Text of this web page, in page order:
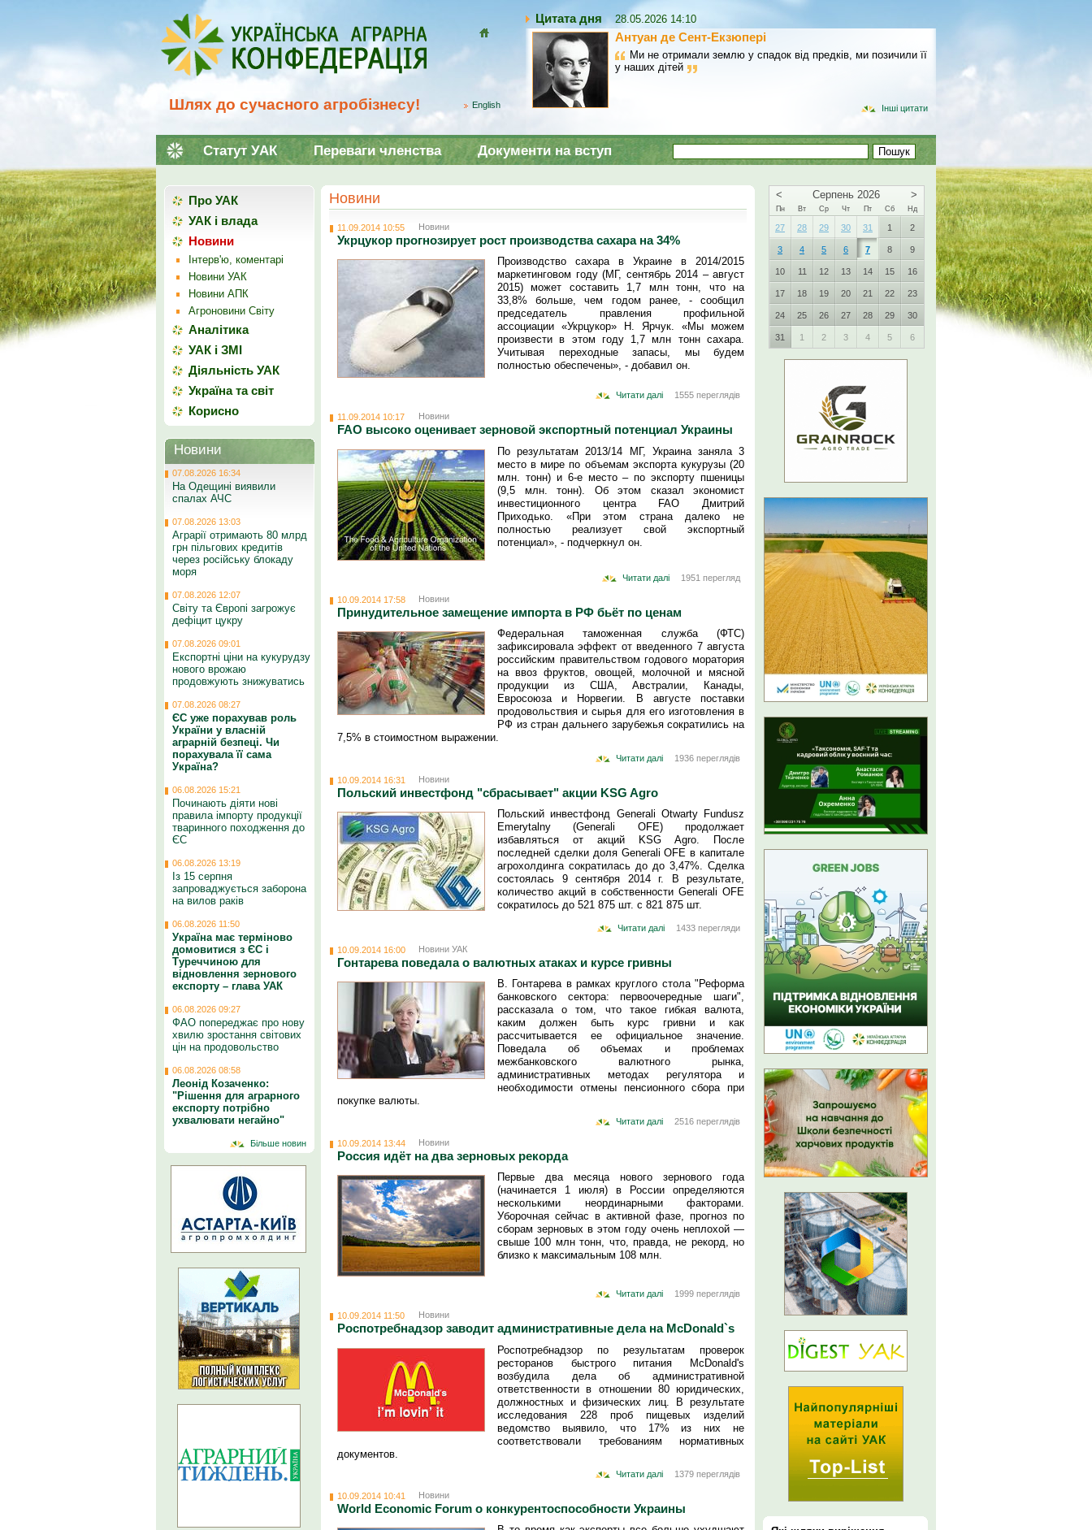
Шлях до сучасного агробізнесу! English
Цитата дня 28.05.2026 14:10
Антуан де Сент-Екзюпері
Ми не отримали землю у спадок від предків, ми позичили її
у наших дітей
Інші цитати
Статут УАК Переваги членства Документи на вступ
Новини
11.09.2014 10:55 Новини
Укрцукор прогнозирует рост производства сахара на 34%
Производство сахара в Украине в 2014/2015
маркетинговом году (МГ, сентябрь 2014 – август
2015) может составить 1,7 млн тонн, что на
33,8% больше, чем годом ранее, - сообщил
председатель правления профильной
ассоциации «Укрцукор» Н. Ярчук. «Мы можем
произвести в этом году 1,7 млн тонн сахара.
Учитывая переходные запасы, мы будем
полностью обеспечены», - добавил он.
Читати далі 1555 переглядів
11.09.2014 10:17 Новини
FAO высоко оценивает зерновой экспортный потенциал Украины
По результатам 2013/14 МГ, Украина заняла 3
место в мире по объемам экспорта кукурузы (20
млн. тонн) и 6-е место – по экспорту пшеницы
(9,5 млн. тонн). Об этом сказал экономист
инвестиционного центра FAO Дмитрий
Приходько. «При этом страна далеко не
полностью реализует свой экспортный
потенциал», - подчеркнул он.
Читати далі 1951 перегляд
10.09.2014 17:58 Новини
Принудительное замещение импорта в РФ бьёт по ценам
Федеральная таможенная служба (ФТС)
зафиксировала эффект от введенного 7 августа
российским правительством годового моратория
на ввоз фруктов, овощей, молочной и мясной
продукции из США, Австралии, Канады,
Евросоюза и Норвегии. В августе поставки
продовольствия и сырья для его изготовления в
РФ из стран дальнего зарубежья сократились на
7,5% в стоимостном выражении.
Читати далі 1936 переглядів
10.09.2014 16:31 Новини
Польский инвестфонд "сбрасывает" акции KSG Agro
Польский инвестфонд Generali Otwarty Fundusz
Emerytalny (Generali OFE) продолжает
избавляться от акций KSG Agro. После
последней сделки доля Generali OFE в капитале
агрохолдинга сократилась до до 3,47%. Сделка
состоялась 9 сентября 2014 г. В результате,
количество акций в собственности Generali OFE
сократилось до 521 875 шт. с 821 875 шт.
Читати далі 1433 перегляди
10.09.2014 16:00 Новини УАК
Гонтарева поведала о валютных атаках и курсе гривны
В. Гонтарева в рамках круглого стола "Реформа
банковского сектора: первоочередные шаги",
рассказала о том, что такое гибкая валюта,
каким должен быть курс гривни и как
рассчитывается ее официальное значение.
Поведала об объемах и проблемах
межбанковского валютного рынка,
административных методах регулятора и
необходимости отмены пенсионного сбора при
покупке валюты.
Читати далі 2516 переглядів
10.09.2014 13:44 Новини
Россия идёт на два зерновых рекорда
Первые два месяца нового зернового года
(начинается 1 июля) в России определяются
несколькими неординарными факторами.
Уборочная сейчас в активной фазе, прогноз по
сборам зерновых в этом году очень неплохой —
свыше 100 млн тонн, что, правда, не рекорд, но
близко к максимальным 108 млн.
Читати далі 1999 переглядів
10.09.2014 11:50 Новини
Роспотребнадзор заводит административные дела на McDonald`s
Роспотребнадзор по результатам проверок
ресторанов быстрого питания McDonald's
возбудила дела об административной
ответственности в отношении 80 юридических,
должностных и физических лиц. В результате
исследования 228 проб пищевых изделий
ведомство выявило, что 17% из них не
соответствовали требованиям нормативных
документов.
Читати далі 1379 переглядів
10.09.2014 10:41 Новини
World Economic Forum о конкурентоспособности Украины
Про УАК
УАК і влада
Новини
Інтерв'ю, коментарі
Новини УАК
Новини АПК
Агроновини Світу
Аналітика
УАК і ЗМІ
Діяльність УАК
Україна та світ
Корисно
Новини
07.08.2026 16:34
На Одещині виявили
спалах АЧС
07.08.2026 13:03
Аграрії отримають 80 млрд
грн пільгових кредитів
через російську блокаду
моря
07.08.2026 12:07
Світу та Європі загрожує
дефіцит цукру
07.08.2026 09:01
Експортні ціни на кукурудзу
нового врожаю
продовжують знижуватись
07.08.2026 08:27
ЄС уже порахував роль
України у власній
аграрній безпеці. Чи
порахувала її сама
Україна?
06.08.2026 15:21
Починають діяти нові
правила імпорту продукції
тваринного походження до
ЄС
06.08.2026 13:19
Із 15 серпня
запроваджується заборона
на вилов раків
06.08.2026 11:50
Україна має терміново
домовитися з ЄС і
Туреччиною для
відновлення зернового
експорту – глава УАК
06.08.2026 09:27
ФАО попереджає про нову
хвилю зростання світових
цін на продовольство
06.08.2026 08:58
Леонід Козаченко:
"Рішення для аграрного
експорту потрібно
ухвалювати негайно"
Більше новин
< Серпень 2026 >
Пн Вт Ср Чт Пт Сб Нд
27 28 29 30 31 1 2
3 4 5 6 7 8 9
10 11 12 13 14 15 16
17 18 19 20 21 22 23
24 25 26 27 28 29 30
31 1 2 3 4 5 6